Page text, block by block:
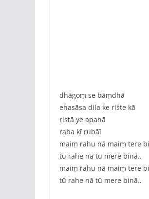
dhāgoṃ se bāṃdhā
ehasāsa dila ke riśte kā
ristā ye apanā
raba kī rubāī
maiṃ rahu nā maiṃ tere
tū rahe nā tū mere binā..
maiṃ rahu nā maiṃ tere
tū rahe nā tū mere binā..